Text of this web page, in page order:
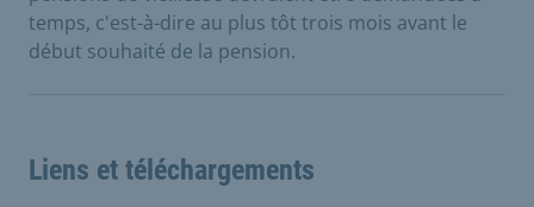
temps, c'est-à-dire au plus tôt trois mois avant le
début souhaité de la pension.
Liens et téléchargements